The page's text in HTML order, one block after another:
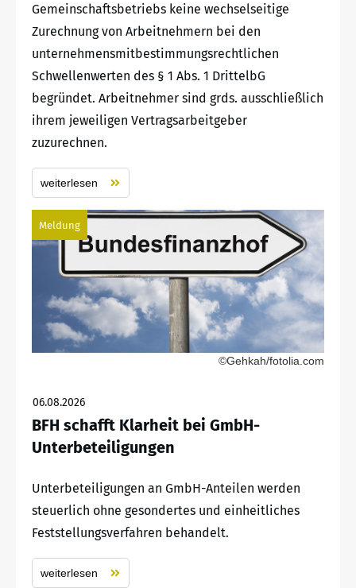
Gemeinschaftsbetriebs keine wechselseitige
Zurechnung von Arbeitnehmern bei den
unternehmensmitbestimmungsrechtlichen
Schwellenwerten des § 1 Abs. 1 DrittelbG
begründet. Arbeitnehmer sind grds. ausschließlich
ihrem jeweiligen Vertragsarbeitgeber
zuzurechnen.
weiterlesen
Meldung
©Gehkah/fotolia.com
06.08.2026
BFH schafft Klarheit bei GmbH-
Unterbeteiligungen
Unterbeteiligungen an GmbH-Anteilen werden
steuerlich ohne gesondertes und einheitliches
Feststellungsverfahren behandelt.
weiterlesen